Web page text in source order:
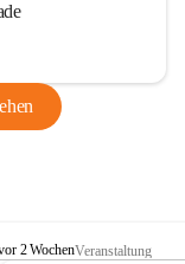
2 WochenVeranstaltung